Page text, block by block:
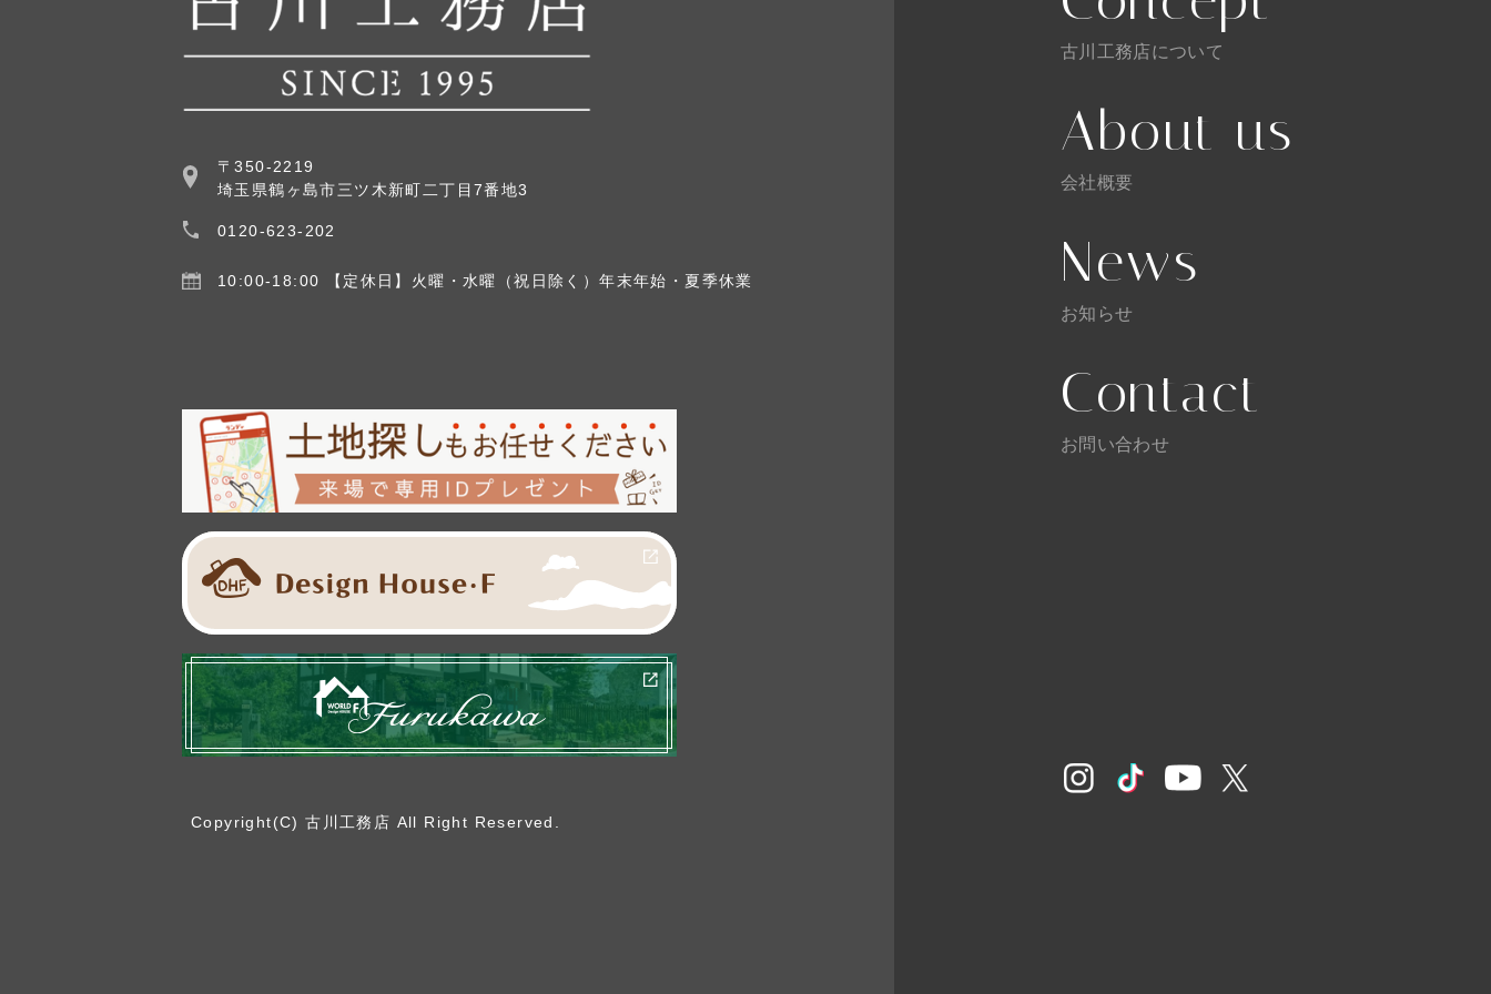
〒350-2219
埼玉県鶴ヶ島市三ツ木新町二丁目7番地3
0120-623-202
10:00-18:00 【定休日】火曜・水曜（祝日除く）年末年始・夏季休業
Copyright(C) 古川工務店 All Right Reserved.
古川工務店について
About us
会社概要
News
お知らせ
Contact
お問い合わせ